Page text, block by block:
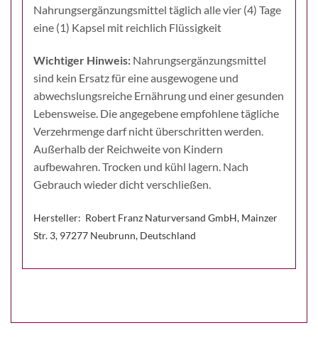
Nahrungsergänzungsmittel täglich alle vier (4) Tage
eine (1) Kapsel mit reichlich Flüssigkeit
Wichtiger Hinweis: Nahrungsergänzungsmittel
sind kein Ersatz für eine ausgewogene und
abwechslungsreiche Ernährung und einer gesunden
Lebensweise. Die angegebene empfohlene tägliche
Verzehrmenge darf nicht überschritten werden.
Außerhalb der Reichweite von Kindern
aufbewahren. Trocken und kühl lagern. Nach
Gebrauch wieder dicht verschließen.
Hersteller: Robert Franz Naturversand GmbH, Mainzer
Str. 3, 97277 Neubrunn, Deutschland